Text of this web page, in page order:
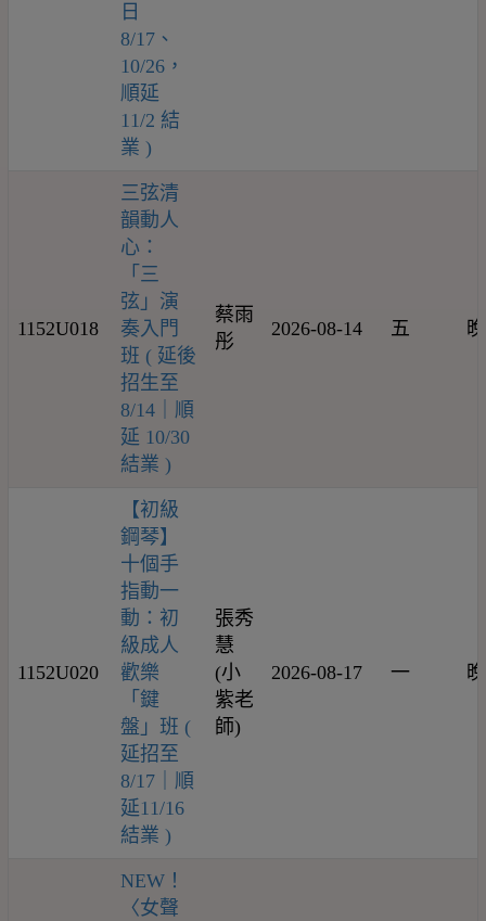
日
8/17、
10/26，
順延
11/2 結
業 )
1152U018
三弦清
韻動人
心：
「三
弦」演
奏入門
班 ( 延後
招生至
8/14｜順
延 10/30
結業 )
蔡雨
彤
2026-08-14 五
1152U020
【初級
鋼琴】
十個手
指動一
動：初
級成人
歡樂
「鍵
盤」班 (
延招至
8/17｜順
延11/16
結業 )
張秀
慧
(小
紫老
師)
2026-08-17 一
NEW！
〈女聲